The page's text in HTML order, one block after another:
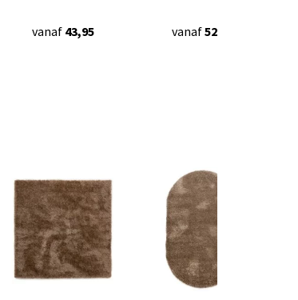
vanaf 43,95 vanaf52,95